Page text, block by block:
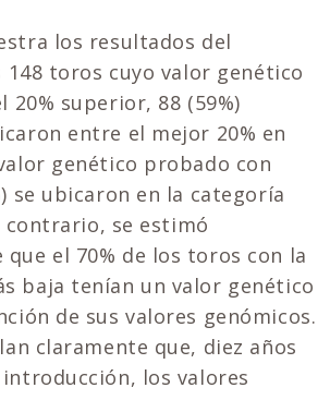
los resultados del
148 toros cuyo valor genético
20% superior, 88 (59%)
entre el mejor 20% en
genético probado con
se ubicaron en la categoría
se estimó
el 70% de los toros con la
baja tenían un valor genético
de sus valores genómicos.
claramente que, diez años
los valores